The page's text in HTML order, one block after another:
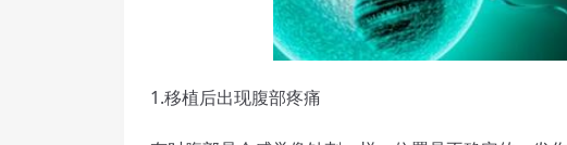
1.移植后出现腹部疼痛